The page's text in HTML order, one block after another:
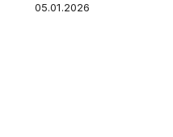
05.01.2026